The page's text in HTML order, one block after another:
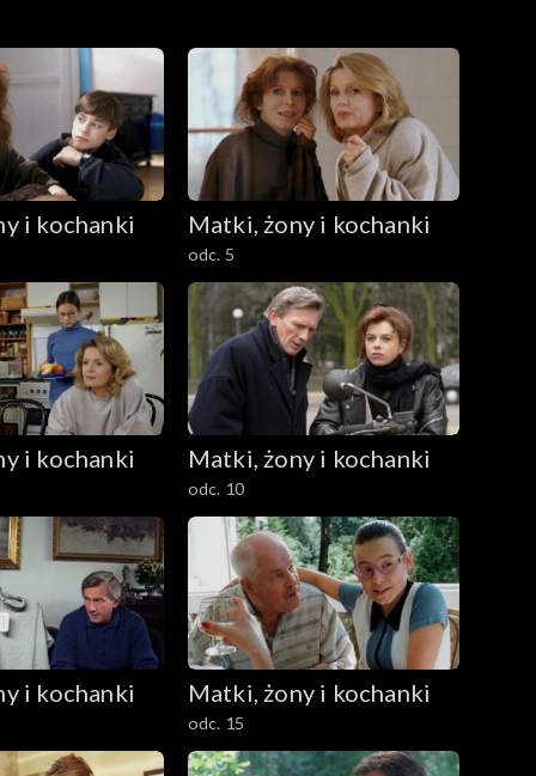
i kochanki Matki, żony i kochanki
odc. 5
i kochanki Matki, żony i kochanki
odc. 10
i kochanki Matki, żony i kochanki
odc. 15